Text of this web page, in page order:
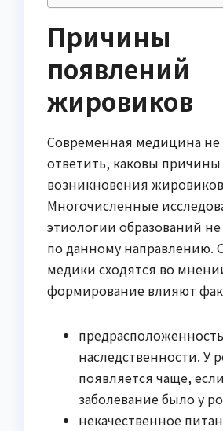
Причины
появлений
жировиков
Современная медицина
ответить, каковы причины
возникновения
Многочисленные
этиологии образований
по данному направлению.
медики сходятся во
формирование влияют
наследственности. У
появляется чаще,
заболевание было у
некачественное